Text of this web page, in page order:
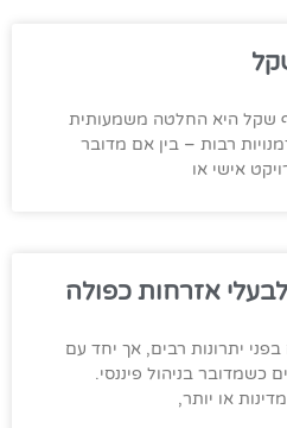
בסכום של 600 אלף שקל היא החלטה משמעותית
רבות – בין אם מדובר
אישי או
אזרחות כפולה
יתרונות רבים, אך יחד עם
כשמדובר בניהול פיננסי.
או יותר,